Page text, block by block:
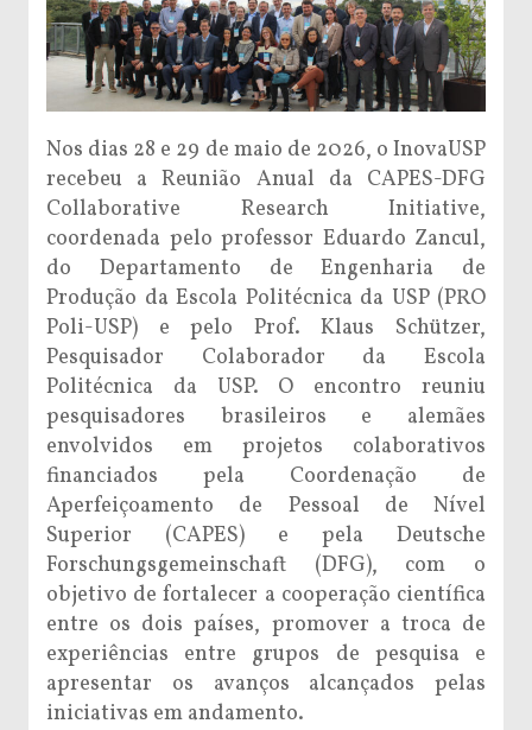
Nos dias 28 e 29 de maio de 2026, o InovaUSP
recebeu a Reunião Anual da CAPES-DFG
Collaborative Research Initiative,
coordenada pelo professor Eduardo Zancul,
do Departamento de Engenharia de
Produção da Escola Politécnica da USP (PRO
Poli-USP) e pelo Prof. Klaus Schützer,
Pesquisador Colaborador da Escola
Politécnica da USP. O encontro reuniu
pesquisadores brasileiros e alemães
envolvidos em projetos colaborativos
financiados pela Coordenação de
Aperfeiçoamento de Pessoal de Nível
Superior (CAPES) e pela Deutsche
Forschungsgemeinschaft (DFG), com o
objetivo de fortalecer a cooperação científica
entre os dois países, promover a troca de
experiências entre grupos de pesquisa e
apresentar os avanços alcançados pelas
iniciativas em andamento.